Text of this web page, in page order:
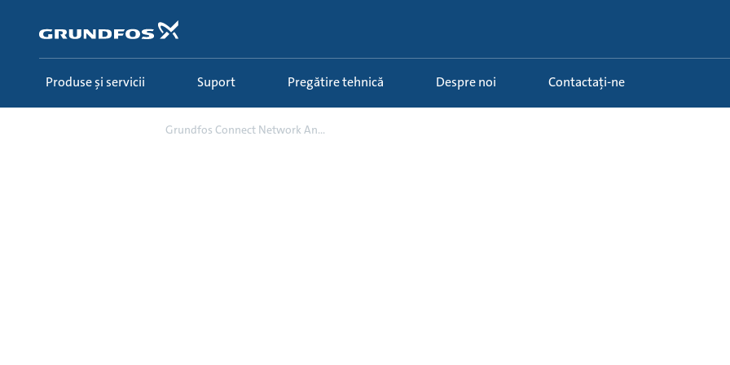
conținutul
principal
Produse și servicii Suport Pregătire tehnică Despre noi Contactați-ne
Grundfos Connect Network An...